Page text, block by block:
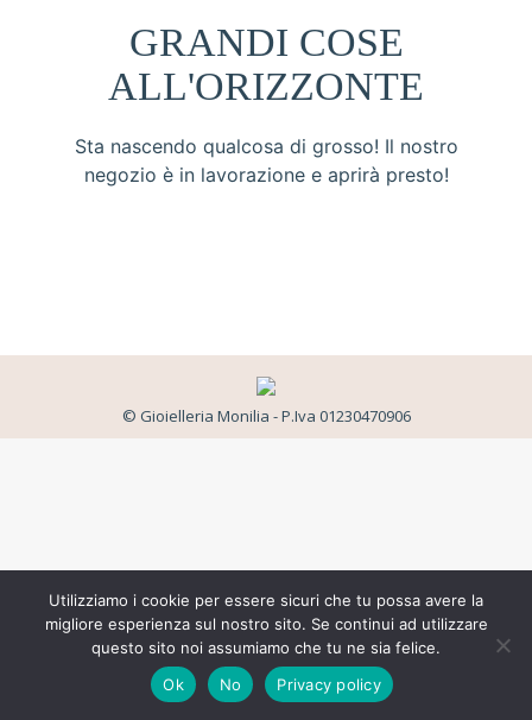
GRANDI COSE
ALL'ORIZZONTE
Sta nascendo qualcosa di grosso! Il nostro
negozio è in lavorazione e aprirà presto!
© Gioielleria Monilia - P.Iva 01230470906
Utilizziamo i cookie per essere sicuri che tu possa avere la
migliore esperienza sul nostro sito. Se continui ad utilizzare
questo sito noi assumiamo che tu ne sia felice.
Ok
No Privacy policy